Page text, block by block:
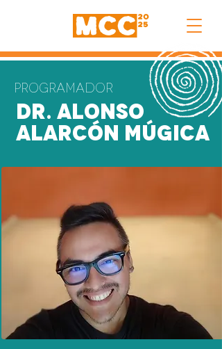
Programador
Dr. Alonso
Alarcón Múgica